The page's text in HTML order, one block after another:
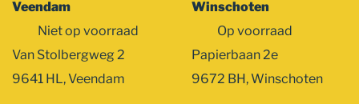
Veendam
Niet op voorraad
Van Stolbergweg 2
9641 HL, Veendam
Winschoten
Op voorraad
Papierbaan 2e
9672 BH, Winschoten